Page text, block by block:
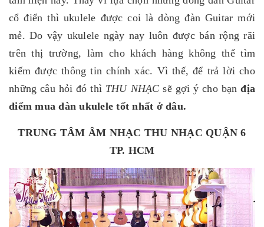
cổ điển thì ukulele được coi là dòng đàn Guitar mới
mẻ. Do vậy ukulele ngày nay luôn được bán rộng rãi
trên thị trường, làm cho khách hàng không thể tìm
kiếm được thông tin chính xác. Vì thế, để trả lời cho
những câu hỏi đó thì THU NHẠC sẽ gợi ý cho bạnđịa
điểm mua đàn ukulele tốt nhất ở đâu.
TRUNG TÂM ÂM NHẠC THU NHẠC QUẬN 6
TP. HCM